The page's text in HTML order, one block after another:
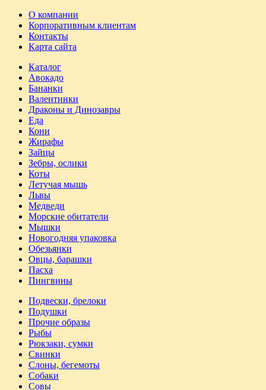
О компании
Корпоративным клиентам
Контакты
Карта сайта
Каталог
Авокадо
Бананки
Валентинки
Драконы и Динозавры
Еда
Кони
Жирафы
Зайцы
Зебры, ослики
Коты
Летучая мышь
Львы
Медведи
Морские обитатели
Мышки
Новогодняя упаковка
Обезьянки
Овцы, барашки
Пасха
Пингвины
Подвески, брелоки
Подушки
Прочие образы
Рыбы
Рюкзаки, сумки
Свинки
Слоны, бегемоты
Собаки
Совы